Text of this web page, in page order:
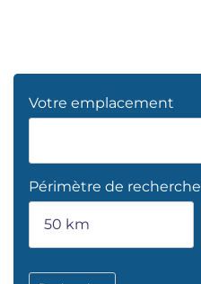
Votre emplacement
Périmètre de recherche